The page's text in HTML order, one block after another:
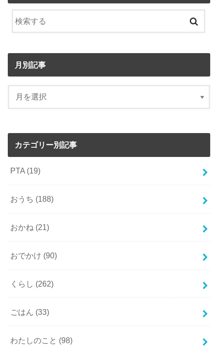
月別記事
カテゴリー別記事
PTA (19)
おうち (188)
おかね (21)
おでかけ (90)
くらし (262)
ごはん (33)
わたしのこと (98)